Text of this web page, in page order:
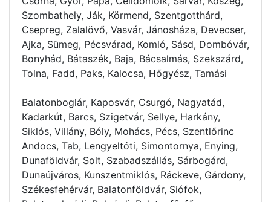
Szombathely, Ják, Körmend, Szentgotthárd,
Csepreg, Zalalövő, Vasvár, Jánosháza, Devecser,
Ajka, Sümeg, Pécsvárad, Komló, Sásd, Dombóvár,
Bonyhád, Bátaszék, Baja, Bácsalmás, Szekszárd,
Tolna, Fadd, Paks, Kalocsa, Hőgyész, Tamási
Balatonboglár, Kaposvár, Csurgó, Nagyatád,
Kadarkút, Barcs, Szigetvár, Sellye, Harkány,
Siklós, Villány, Bóly, Mohács, Pécs, Szentlőrinc
Andocs, Tab, Lengyeltóti, Simontornya, Enying,
Dunaföldvár, Solt, Szabadszállás, Sárbogárd,
Dunaújváros, Kunszentmiklós, Ráckeve, Gárdony,
Székesfehérvár, Balatonföldvár, Siófok,